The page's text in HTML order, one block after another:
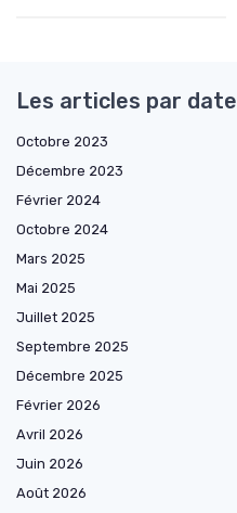
Les articles par date
Octobre 2023
Décembre 2023
Février 2024
Octobre 2024
Mars 2025
Mai 2025
Juillet 2025
Septembre 2025
Décembre 2025
Février 2026
Avril 2026
Juin 2026
Août 2026